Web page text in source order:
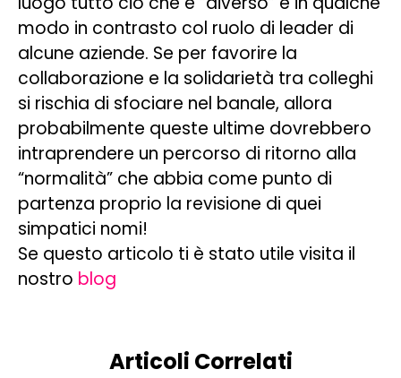
modo in contrasto col ruolo di leader di
alcune aziende. Se per favorire la
collaborazione e la solidarietà tra colleghi
si rischia di sfociare nel banale, allora
probabilmente queste ultime dovrebbero
intraprendere un percorso di ritorno alla
“normalità” che abbia come punto di
partenza proprio la revisione di quei
simpatici nomi!
Se questo articolo ti è stato utile visita il
nostro blog
Articoli Correlati